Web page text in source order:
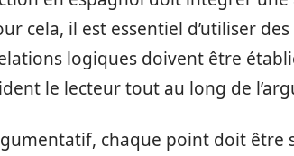
cela, il est essentiel d’utiliser
logiques doivent être
le lecteur tout au long de
chaque point doit être